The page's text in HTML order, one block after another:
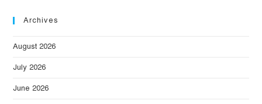
Archives
August 2026
July 2026
June 2026